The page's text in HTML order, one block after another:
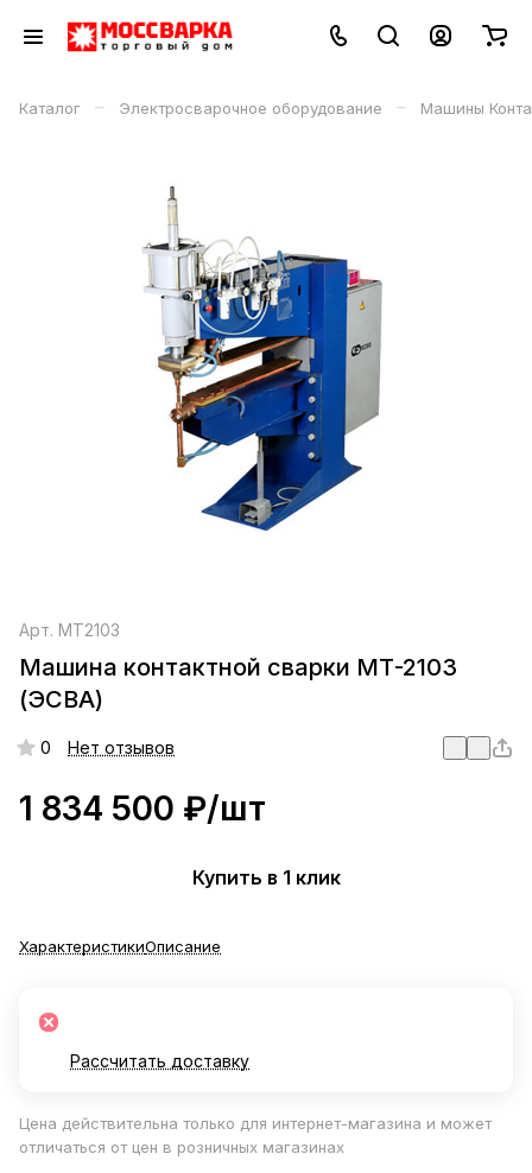
Каталог – Электросварочное оборудование – Машины
Арт. МТ2103
Машина контактной сварки МТ-2103
(ЭСВА)
0 Нет отзывов
1 834 500 ₽/шт
Купить в 1 клик
ХарактеристикиОписание
Рассчитать доставку
Цена действительна только для интернет-магазина и может
отличаться от цен в розничных магазинах